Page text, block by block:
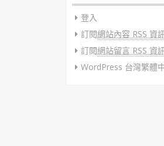
登入
訂閱網站內容 RSS 資
訂閱網站留言 RSS 資
WordPress 台灣繁體